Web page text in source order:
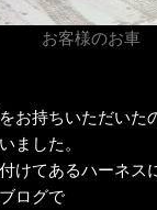
お客様のお車
お持ちいただいた
ました。
けてあるハーネス
ログで